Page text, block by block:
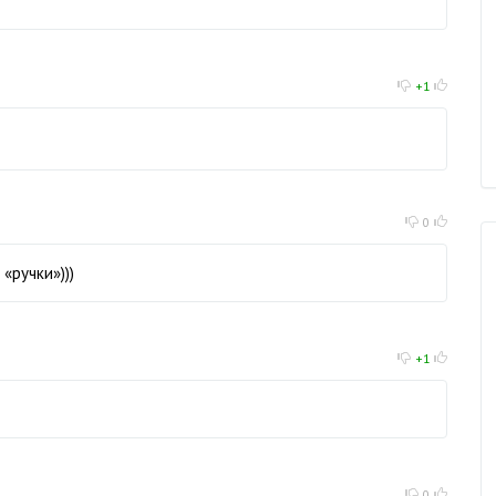
+1
0
+1